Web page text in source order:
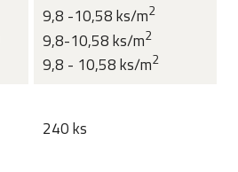
9,8 -10,58 ks/m2
9,8-10,58 ks/m2
9,8 - 10,58 ks/m2
240 ks